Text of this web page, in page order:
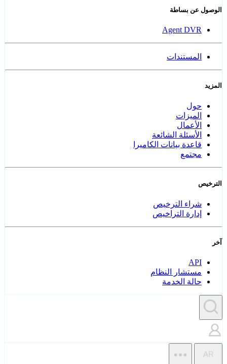
الوصول عن بساطة
Agent DVR
المستندات
المزيد
حول
الميزات
الأعمال
الأسئلة الشائعة
قاعدة بيانات الكاميرا
مجتمع
الترخيص
شراء الترخيص
إدارة التراخيص
آخر
API
مستشار النظام
حالة الخدمة
AR